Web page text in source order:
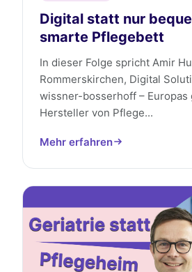
Digital statt nur
smarte Pflegebett
In dieser Folge spricht Amir
Rommerskirchen, Digital
wissner-bosserhoff – Europas
Hersteller von Pflege...
Mehr erfahren